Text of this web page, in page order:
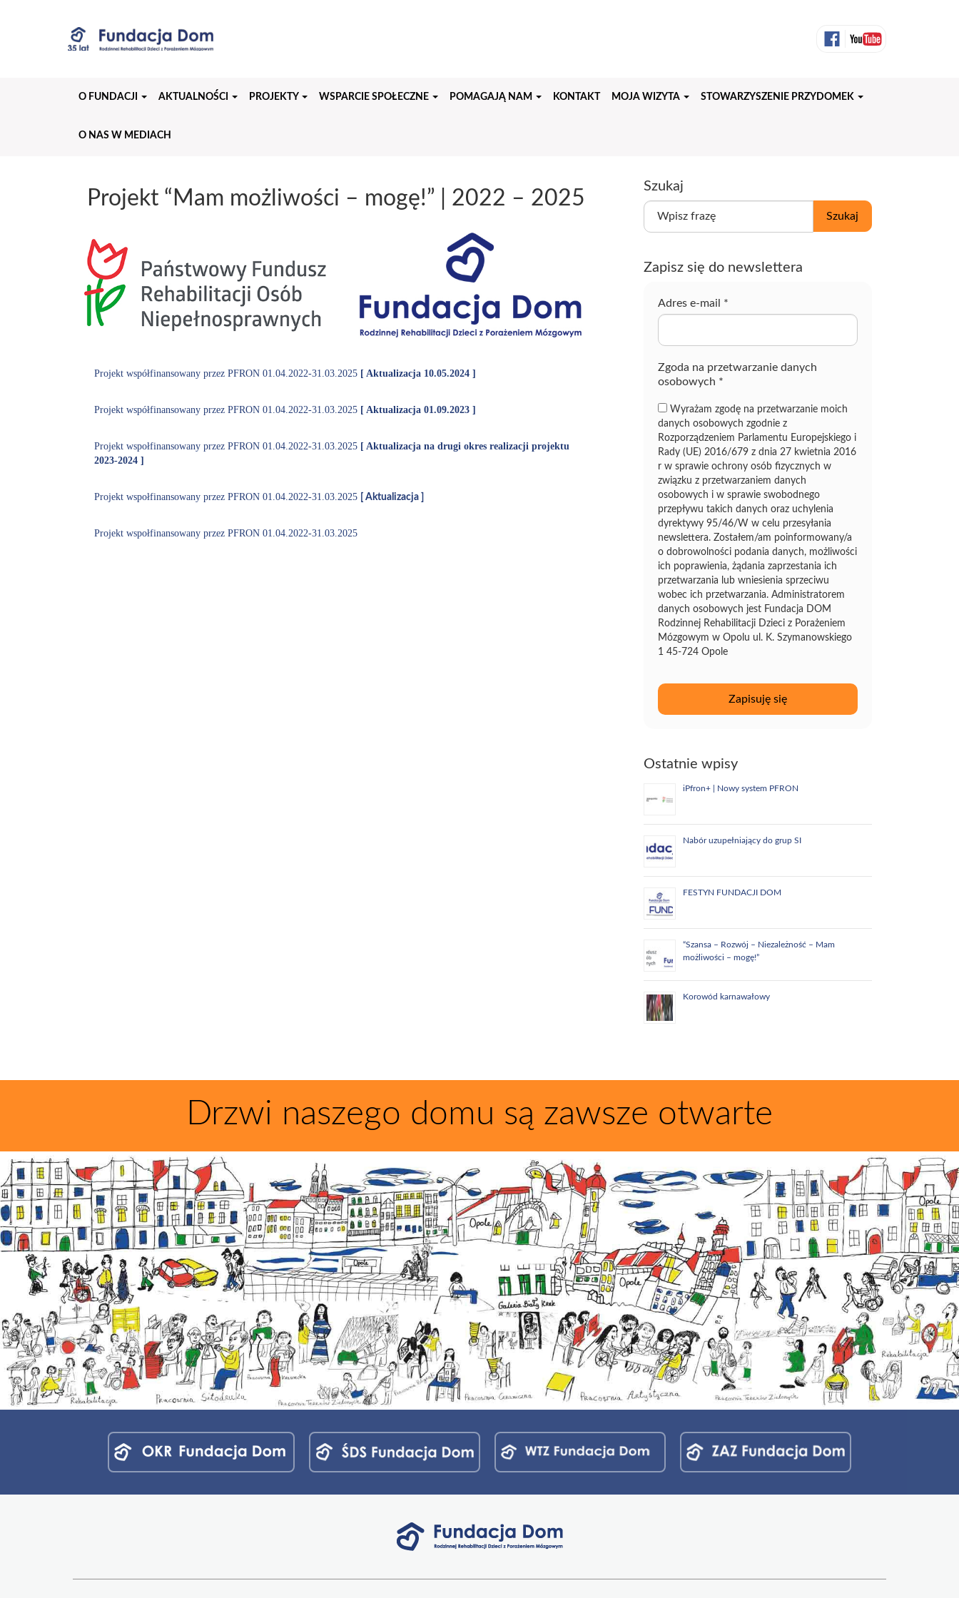
O FUNDACJI AKTUALNOŚCI PROJEKTY WSPARCIE SPOŁECZNE POMAGAJĄ NAM KONTAKT MOJA WIZYTA STOWARZYSZENIE PRZYDOMEK
O NAS W MEDIACH
Projekt “Mam możliwości – mogę!” | 2022 – 2025
Projekt współfinansowany przez PFRON 01.04.2022-31.03.2025 [ Aktualizacja 10.05.2024 ]
Projekt współfinansowany przez PFRON 01.04.2022-31.03.2025 [ Aktualizacja 01.09.2023 ]
Projekt wspołfinansowany przez PFRON 01.04.2022-31.03.2025 [ Aktualizacja na drugi okres realizacji projektu
2023-2024 ]
Projekt wspołfinansowany przez PFRON 01.04.2022-31.03.2025 [ Aktualizacja ]
Projekt wspołfinansowany przez PFRON 01.04.2022-31.03.2025
Szukaj
W
z
Szukaj
Zapisz się do newslettera
Adres e-mail *
Zgoda na przetwarzanie danych
osobowych *
Wyrażam zgodę na przetwarzanie moich
danych osobowych zgodnie z
Rozporządzeniem Parlamentu Europejskiego i
Rady (UE) 2016/679 z dnia 27 kwietnia 2016
r w sprawie ochrony osób fizycznych w
związku z przetwarzaniem danych
osobowych i w sprawie swobodnego
przepływu takich danych oraz uchylenia
dyrektywy 95/46/W w celu przesyłania
newslettera. Zostałem/am poinformowany/a
o dobrowolności podania danych, możliwości
ich poprawienia, żądania zaprzestania ich
przetwarzania lub wniesienia sprzeciwu
wobec ich przetwarzania. Administratorem
danych osobowych jest Fundacja DOM
Rodzinnej Rehabilitacji Dzieci z Porażeniem
Mózgowym w Opolu ul. K. Szymanowskiego
1 45-724 Opole
Ostatnie wpisy
iPfron+ | Nowy system PFRON
Nabór uzupełniający do grup SI
FESTYN FUNDACJI DOM
“Szansa – Rozwój – Niezależność – Mam
możliwości – mogę!”
Korowód karnawałowy
Drzwi naszego domu są zawsze otwarte